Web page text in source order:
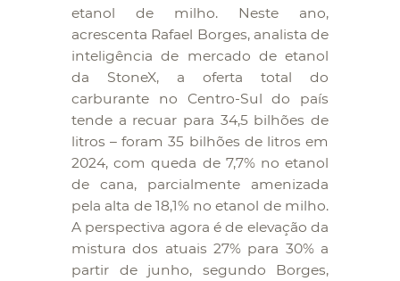
etanol de milho. Neste ano,
acrescenta Rafael Borges, analista de
inteligência de mercado de etanol
da StoneX, a oferta total do
carburante no Centro-Sul do país
tende a recuar para 34,5 bilhões de
litros – foram 35 bilhões de litros em
2024, com queda de 7,7% no etanol
de cana, parcialmente amenizada
pela alta de 18,1% no etanol de milho.
A perspectiva agora é de elevação da
mistura dos atuais 27% para 30% a
partir de junho, segundo Borges,